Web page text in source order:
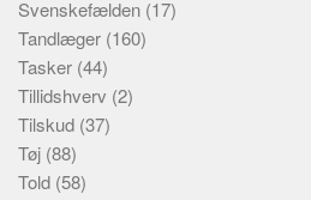
Svenskefælden (17)
Tandlæger (160)
Tasker (44)
Tillidshverv (2)
Tilskud (37)
Tøj (88)
Told (58)